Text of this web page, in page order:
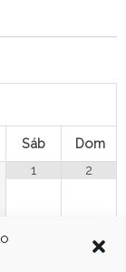
Sáb
Dom
1
2